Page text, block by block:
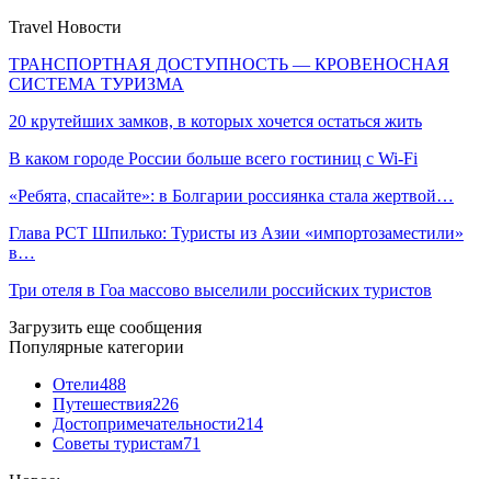
Travel Новости
ТРАНСПОРТНАЯ ДОСТУПНОСТЬ — КРОВЕНОСНАЯ
СИСТЕМА ТУРИЗМА
20 крутейших замков, в которых хочется остаться жить
В каком городе России больше всего гостиниц с Wi-Fi
«Ребята, спасайте»: в Болгарии россиянка стала жертвой…
Глава РСТ Шпилько: Туристы из Азии «импортозаместили»
в…
Три отеля в Гоа массово выселили российских туристов
Загрузить еще сообщения
Популярные категории
Отели488
Путешествия226
Достопримечательности214
Советы туристам71